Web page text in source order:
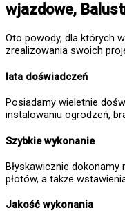
wjazdowe,
Oto powody, dla których
zrealizowania swoich
lata doświadczeń
Posiadamy wieletnie
instalowaniu ogrodzeń,
Szybkie wykonanie
Błyskawicznie
płotów, a także
Jakość wykonania